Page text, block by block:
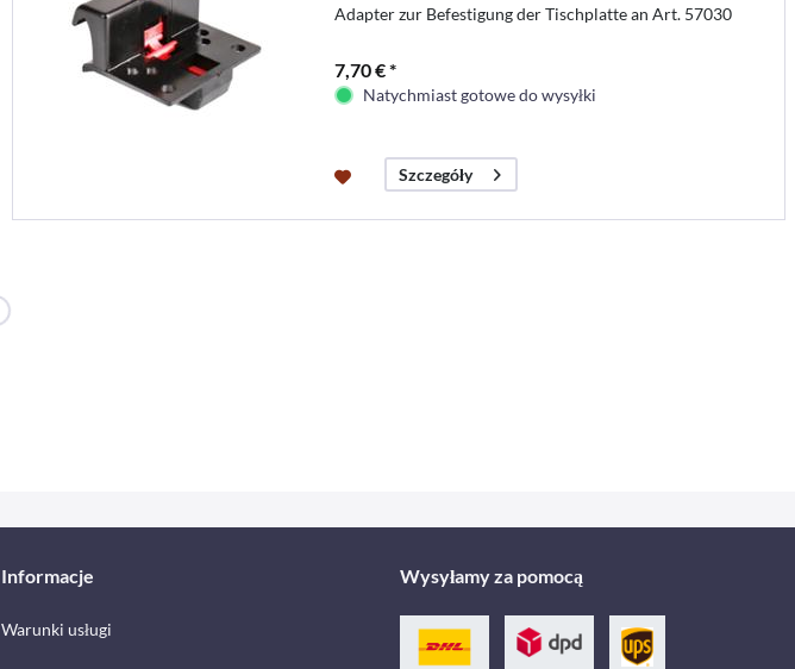
Adapter zur Befestigung der Tischplatte an Art. 57030
7,70 € *
Natychmiast gotowe do wysyłki
Szczegóły
Informacje
Warunki usługi
Wysyłamy za pomocą